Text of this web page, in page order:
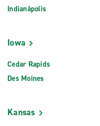
Indianápolis
Iowa
Cedar Rapids
Des Moines
Kansas